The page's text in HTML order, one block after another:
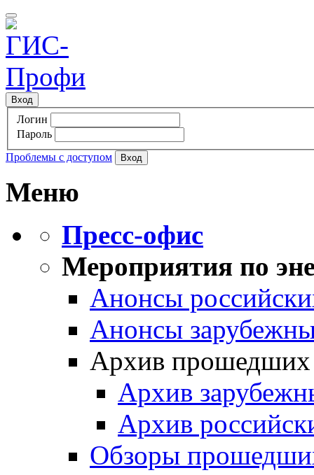
Вход
Логин
Пароль
Проблемы с доступом
Меню
Пресс-офис
Мероприятия по
Анонсы
Анонсы
Архив прошедших
Архив
Архив
Обзоры